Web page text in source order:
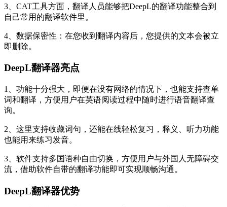
3、CAT工具方面，翻译人员能够把DeepL的翻译功能整合到
自己常用的翻译软件里。
4、数据保密性：在您收到翻译内容后，您提供的文本会被立
即删除。
DeepL翻译器亮点
1、功能十分强大，即便在没有网络的情况下，也能支持查单
词和翻译，方便用户在英语阅读过程中随时进行语音翻译查
询。
2、这里支持收藏词句，还能在线轻松复习，释义、听力功能
也能用来练习发音。
3、软件支持多国语种自由切换，方便用户与外国人无障碍交
流，借助软件自带的翻译功能即可实现顺畅沟通。
DeepL翻译器优势